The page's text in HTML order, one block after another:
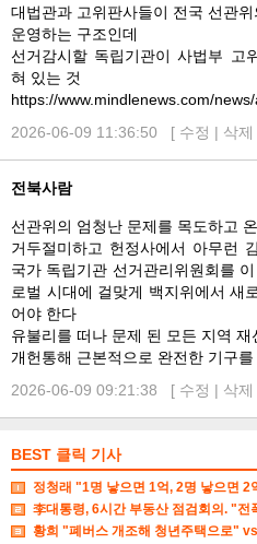
대법관과 고위판사들이 전국 선관
운영하는 구조인데
선거감시할 독립기관이 사법부 고
혀 있는 것
https://www.mindlenews.com/
2026-06-09 11:36:50 [ 수정 | 삭제
전북사람
선관위의 엄청난 문제를 목도하고
거두절미하고 헌정사에서 아무런
국가 독립기관 선거관리위원회를
로벌 시대에 걸맞게 백지위에서 새
어야 한다
유불리를 떠나 문제 된 모든 지역 재
개헌통해 근본적으로 완전한 기구
2026-06-09 09:21:38 [ 수정 | 삭제
BEST 클릭 기사
정청래 "1명 낳으면 1억, 2명 낳으면 2
李대통령, 6시간 부동산 점검회의. "전
황희 "폐버스 개조해 청년주택으로"